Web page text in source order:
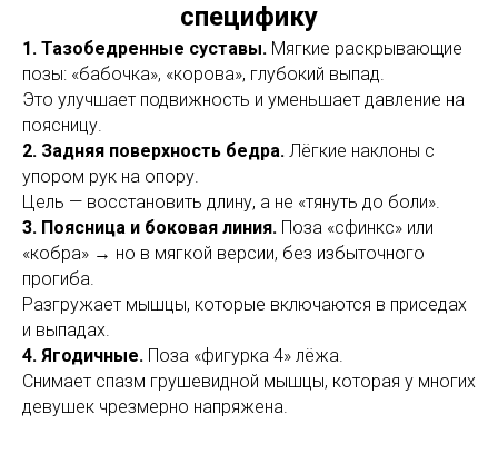
специфику
1. Тазобедренные суставы. Мягкие раскрывающие
позы: «бабочка», «корова», глубокий выпад.
Это улучшает подвижность и уменьшает давление на
поясницу.
2. Задняя поверхность бедра. Лёгкие наклоны с
упором рук на опору.
Цель — восстановить длину, а не «тянуть до боли».
3. Поясница и боковая линия. Поза «сфинкс» или
«кобра» → но в мягкой версии, без избыточного
прогиба.
Разгружает мышцы, которые включаются в приседах
и выпадах.
4. Ягодичные. Поза «фигурка 4» лёжа.
Снимает спазм грушевидной мышцы, которая у многих
девушек чрезмерно напряжена.